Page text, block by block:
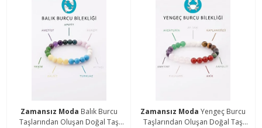
Zamansız Moda Balık Burcu
Taşlarından Oluşan Doğal Taş
Zamansız Moda Yengeç Burcu
Taşlarından Oluşan Doğal Taş